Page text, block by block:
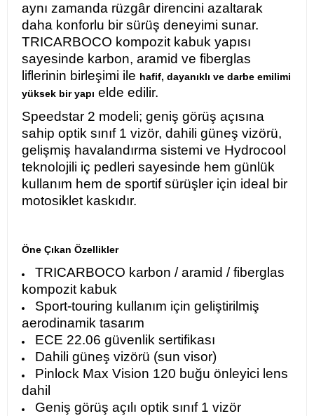
aynı zamanda rüzgâr direncini azaltarak
daha konforlu bir sürüş deneyimi sunar.
TRICARBOCO kompozit kabuk yapısı
sayesinde karbon, aramid ve fiberglas
liflerinin birleşimi ile hafif, dayanıklı ve darbe emilimi
yüksek bir yapı elde edilir.
Speedstar 2 modeli; geniş görüş açısına
sahip optik sınıf 1 vizör, dahili güneş vizörü,
gelişmiş havalandırma sistemi ve Hydrocool
teknolojili iç pedleri sayesinde hem günlük
kullanım hem de sportif sürüşler için ideal bir
motosiklet kaskıdır.
Öne Çıkan Özellikler
TRICARBOCO karbon / aramid / fiberglas
kompozit kabuk
Sport-touring kullanım için geliştirilmiş
aerodinamik tasarım
ECE 22.06 güvenlik sertifikası
Dahili güneş vizörü (sun visor)
Pinlock Max Vision 120 buğu önleyici lens
dahil
Geniş görüş açılı optik sınıf 1 vizör